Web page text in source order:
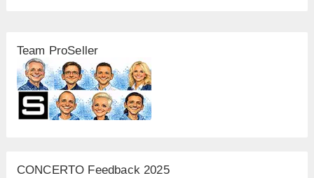
Team ProSeller
CONCERTO Feedback 2025